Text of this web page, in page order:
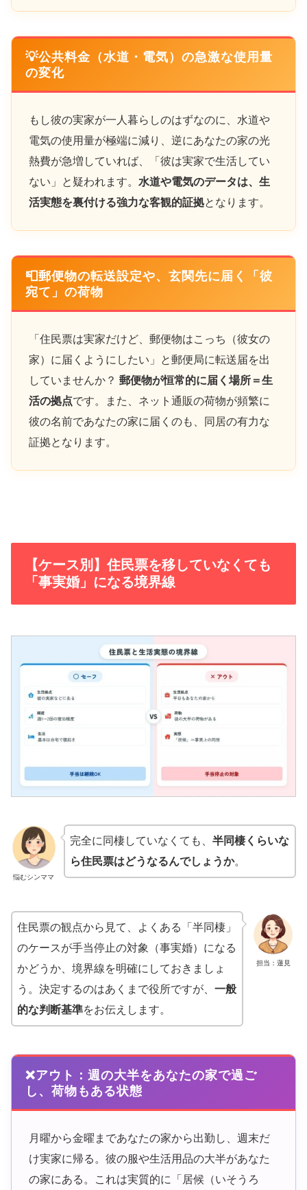
💡公共料金（水道・電気）の急激な使用量
の変化
もし彼の実家が一人暮らしのはずなのに、水道や
電気の使用量が極端に減り、逆にあなたの家の光
熱費が急増していれば、「彼は実家で生活してい
ない」と疑われます。 水道や電気のデータは、生
活実態を裏付ける強力な客観的証拠となります。
📮郵便物の転送設定や、玄関先に届く「彼
宛て」の荷物
「住民票は実家だけど、郵便物はこっち（彼女の
家）に届くようにしたい」と郵便局に転送届を出
していませんか？ 郵便物が恒常的に届く場所＝生
活の拠点です。また、ネット通販の荷物が頻繁に
彼の名前であなたの家に届くのも、同居の有力な
証拠となります。
【ケース別】住民票を移していなくても
「事実婚」になる境界線
悩むシンママ
完全に同棲していなくても、 半同棲くらいな
ら住民票はどうなるんでしょうか。
担当：蓮見
住民票の観点から見て、よくある「半同棲」
のケースが手当停止の対象（事実婚）になる
かどうか、境界線を明確にしておきましょ
う。決定するのはあくまで役所ですが、 一般
的な判断基準をお伝えします。
❌アウト：週の大半をあなたの家で過ご
し、荷物もある状態
月曜から金曜まであなたの家から出勤し、週末だ
け実家に帰る。彼の服や生活用品の大半があなた
の家にある。これは実質的に「居候（いそうろ